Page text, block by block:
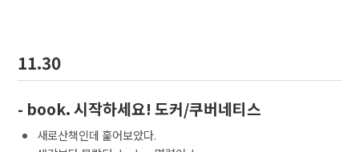
11.30
- book. 시작하세요! 도커/쿠버네티스
새로산책인데 훑어보았다.